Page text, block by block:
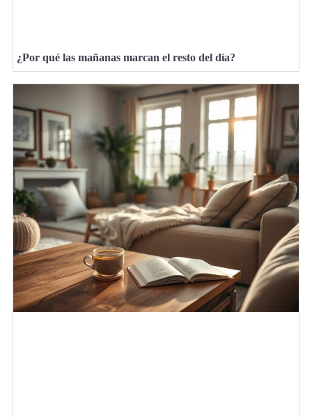
¿Por qué las mañanas marcan el resto del día?